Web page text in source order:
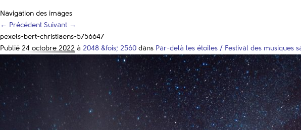
Navigation des images
← Précédent Suivant →
pexels-bert-christiaens-5756647
Publié 24 octobre 2022 à 2048 &fois; 2560 dans Par-delà les étoiles / Festival des musiques